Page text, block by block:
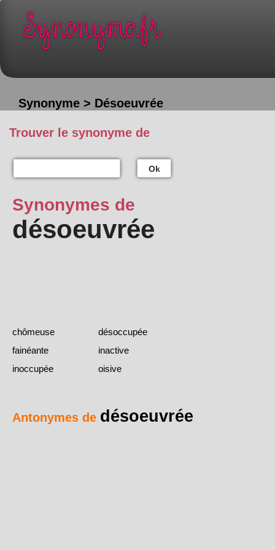
Synonyme > Désoeuvrée
Trouver le synonyme de
Ok
Synonymes de
désoeuvrée
chômeuse
désoccupée
fainéante
inactive
inoccupée
oisive
Antonymes de désoeuvrée